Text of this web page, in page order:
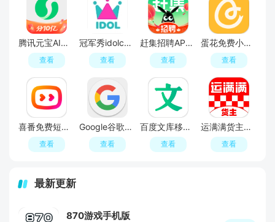
腾讯元宝AI软件
查看
冠军秀idolchamp官方登录入口
查看
赶集招聘APP官方最新版
查看
蛋花免费小说app最新版
查看
喜番免费短剧手机客户端
查看
Google谷歌官方app
查看
百度文库移动端2026最新版本
查看
运满满货主找车APP官方免费版
查看
最新更新
870游戏手机版